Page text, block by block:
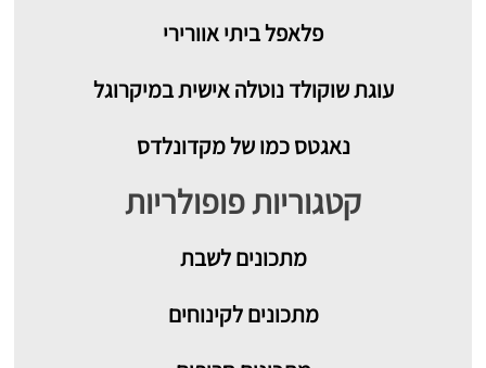
פלאפל ביתי אוורירי
עוגת שוקולד נוטלה אישית במיקרוגל
נאגטס כמו של מקדונלדס
קטגוריות פופולריות
מתכוניםלשבת
מתכונים לקינוחים